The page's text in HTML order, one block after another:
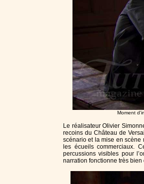
Moment
Le réalisateur Olivier
recoins du Château de
scénario et la mise en scène
les écueils commerciaux.
percussions visibles pour
narration fonctionne très bien